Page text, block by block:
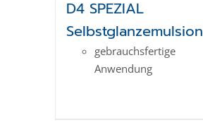
D4 SPEZIAL
Selbstglanzemulsion
gebrauchsfertige
Anwendung